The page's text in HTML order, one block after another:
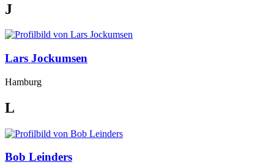
J
Lars Jockumsen
Hamburg
L
Bob Leinders